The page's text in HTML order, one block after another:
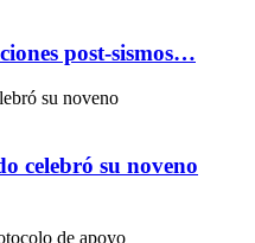
post-sismos…
celebró su noveno